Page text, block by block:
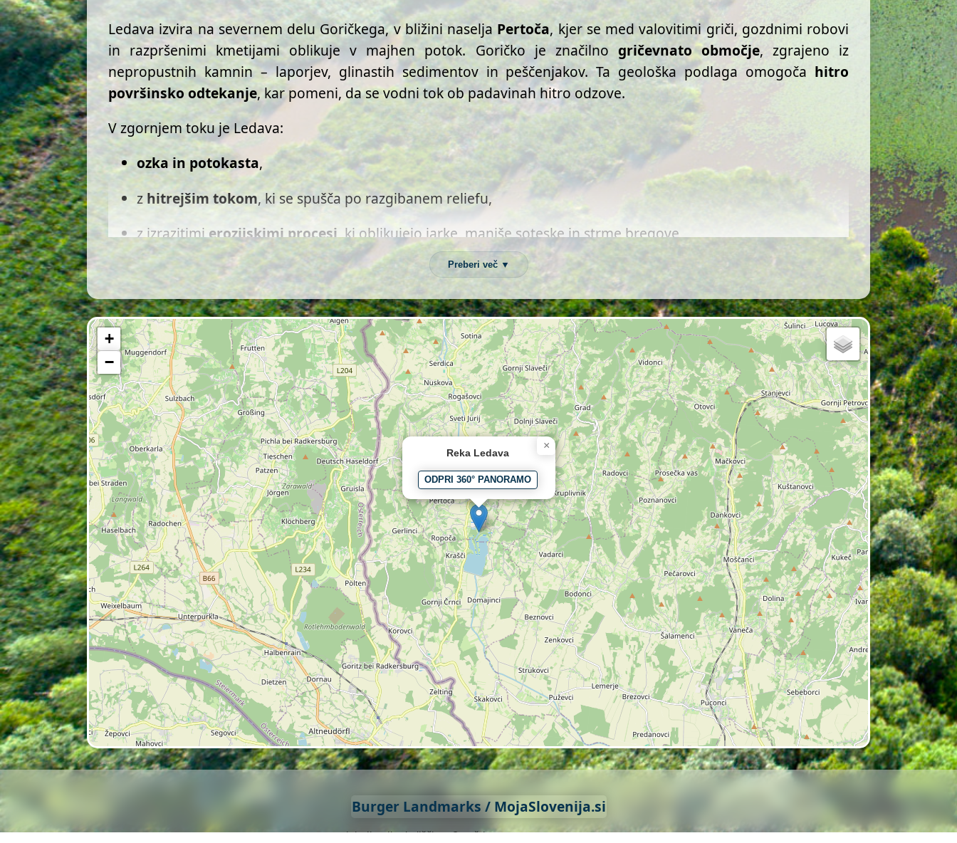
Ledava izvira na severnem delu Goričkega, v bližini naselja Pertoča, kjer se med valovitimi griči, gozdnimi robovi
in razpršenimi kmetijami oblikuje v majhen potok. Goričko je značilno gričevnato območje, zgrajeno iz
nepropustnih kamnin – laporjev, glinastih sedimentov in peščenjakov. Ta geološka podlaga omogoča hitro
površinsko odtekanje, kar pomeni, da se vodni tok ob padavinah hitro odzove.
V zgornjem toku je Ledava:
ozka in potokasta,
z hitrejšim tokom, ki se spušča po razgibanem reliefu,
z izrazitimierozijskimi procesi, ki oblikujejo jarke, manjše soteske in strme bregove,
z vodnim režimom, ki je močno odvisen od padavin.
V sušnih obdobjih se pretok lahko močno zmanjša, medtem ko se ob močnejših padavinah hitro poveča. Ta hitra
odzivnost je značilna za vodotoke v gričevnatih pokrajinah z nepropustno podlago.
Zgornji tok Ledave je pomembenekološki koridor, ki povezuje gozdne habitate Goričkega. Ob reki se pojavljajo
vlažni travniki, gozdni robovi in manjša mokrišča, ki so življenjski prostor številnih dvoživk, ptic in nevretenčarjev.
Prehod v ravnino: Ledava vstopi v Prekmurje
Ko Ledava zapusti gričevnato pokrajino, vstopi vravninski del Prekmurja, kjer se njen značaj bistveno spremeni.
Struga se razširi, tok se umiri, pojavijo semeandri, ki so značilni za počasne ravninske vodotoke.
V tem delu Ledava teče skozi območja občin:
Rogašovci,
Cankova,
Murska Sobota,
Beltinci.
Ravninski del Prekmurja je zgrajen izprodnatih, peščenih in glinastih sedimentov, ki so nastali z delovanjem
Mure in njenih nekdanjih rokavov. Ti sedimenti omogočajo
počasnejše infiltriranje vode
, kar vpliva na stabilnejši
vodni režim v srednjem toku.
Pokrajina ob Ledavi je tu izrazitokmetijska
, prepredena z njivami, travniki in naselji, ki so se razvila ob reki zaradi
dostopa do vode, rodovitnih tal in poplavnih ravnic.
Preberi več ▼
Reka Ledava
ODPRI 360° PANORAMO
×
+
−
Burger Landmarks / MojaSlovenija.si
Digitalizacija dediščine: © Boštjan Burger, (1993) 1996–2026